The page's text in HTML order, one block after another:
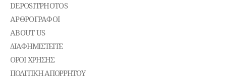
DEPOSITPHOTOS
ΑΡΘΡΟΓΡΑΦΟΙ
ABOUT US
ΔΙΑΦΗΜΙΣΤΕΊΤΕ
ΌΡΟΙ ΧΡΉΣΗΣ
ΠΟΛΙΤΙΚΉ ΑΠΟΡΡΉΤΟΥ